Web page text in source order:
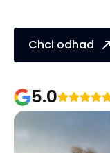
Chci odhad
5.0